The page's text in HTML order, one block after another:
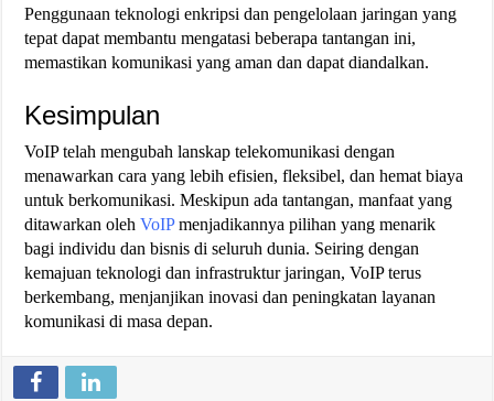
Penggunaan teknologi enkripsi dan pengelolaan jaringan yang
tepat dapat membantu mengatasi beberapa tantangan ini,
memastikan komunikasi yang aman dan dapat diandalkan.
Kesimpulan
VoIP telah mengubah lanskap telekomunikasi dengan
menawarkan cara yang lebih efisien, fleksibel, dan hemat biaya
untuk berkomunikasi. Meskipun ada tantangan, manfaat yang
ditawarkan olehVoIPmenjadikannya pilihan yang menarik
bagi individu dan bisnis di seluruh dunia. Seiring dengan
kemajuan teknologi dan infrastruktur jaringan, VoIP terus
berkembang, menjanjikan inovasi dan peningkatan layanan
komunikasi di masa depan.